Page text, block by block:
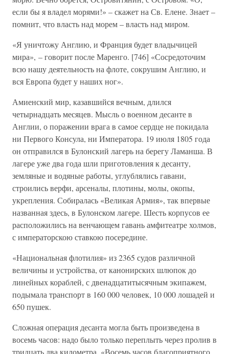
если бы я владел морями!» – скажет на Св. Елене. Знает –
помнит, что власть над морем – власть над миром.
«Я уничтожу Англию, и Франция будет владычицей
мира», – говорит после Маренго. [746] «Сосредоточим
всю нашу деятельность на флоте, сокрушим Англию, и
вся Европа будет у наших ног».
Амиенский мир, казавшийся вечным, длился
четырнадцать месяцев. Мысль о военном десанте в
Англии, о поражении врага в самое сердце не покидала
ни Первого Консула, ни Императора. 19 июля 1805 года
он отправился в Булонский лагерь на берегу Ламанша. В
лагере уже два года шли приготовления к десанту,
земляные и водяные работы, углублялись гавани,
строились верфи, арсеналы, плотины, молы, окопы,
укрепления. Собиралась «Великая Армия», так впервые
названная здесь, в Булонском лагере. Шесть корпусов ее
расположились на венчающем гавань амфитеатре холмов,
с императорскою ставкою посередине.
«Национальная флотилия» из 2365 судов различной
величины и устройства, от канонирских шлюпок до
линейных кораблей, с двенадцатитысячным экипажем,
подымала транспорт в 160 000 человек, 10 000 лошадей и
650 пушек.
Сложная операция десанта могла быть произведена в
восемь часов: надо было только переплыть через пролив в
тридцать два километра. «Восемь часов благоприятного